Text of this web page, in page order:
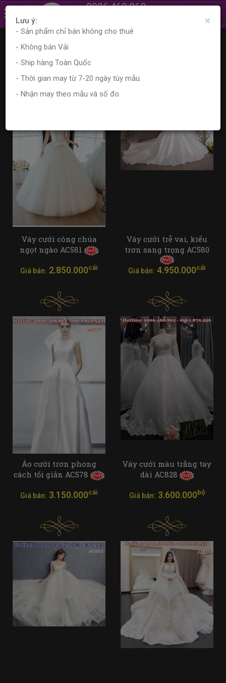
0906.468.862
Trang chủ Sản phẩm Tìm kiếm sản phẩm
Kết quả tìm kiếm
Váy cưới công chúa
ngọt ngào AC581
Giá bán: 2.850.000cái
Váy cưới trễ vai, kiểu
trơn sang trọng AC580
Giá bán: 4.950.000cái
Áo cưới trơn phong
cách tối giản AC578
Giá bán: 3.150.000cái
Váy cưới màu trắng tay
dài AC828
Giá bán: 3.600.000bộ
×
Lưu ý:
- Sản phẩm chỉ bán không cho thuê
- Không bán Vải
- Ship hàng Toàn Quốc
- Thời gian may từ 7-20 ngày tùy mẫu.
- Nhận may theo mẫu và số đo.